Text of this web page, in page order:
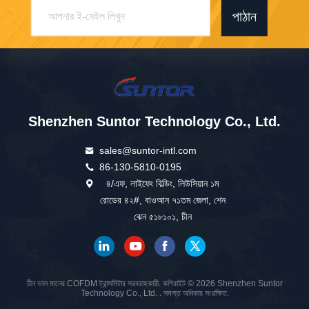
পাঠান
Shenzhen Suntor Technology Co., Ltd.
sales@suntor-intl.com
86-130-5810-0195
৪/এফ, লাইফেং বিল্ডিং, লিউসিয়ান ১ম
রোডের ৪২#, বাওআন ৭১তম জেলা, শেন
ঝেন ৫১৮১০১, চীন
চীন ভাল মানের COFDM ট্রান্সমিটার সরবরাহকারী. কপিরাইট © 2026 Shenzhen Suntor
Technology Co., Ltd. . সমস্ত অধিকার সংরক্ষিত.